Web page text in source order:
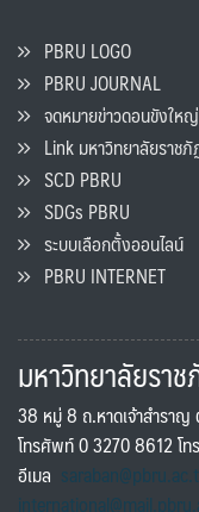
PBRU LOGO
PBRU JOURNAL
จดหมายข่าวดอนขังใหญ่
Link มหาวิทยาลัยราชภั
SCD PBRU
SDGs PBRU
ระบบเลือกตั้งออนไลน์
PBRU INTERNET
มหาวิทยาลัยรา
38 หมู่ 8 ถ.หาดเจ้าสำราญ
โทรศัพท์ 0 3270 8612 โ
อีเมล